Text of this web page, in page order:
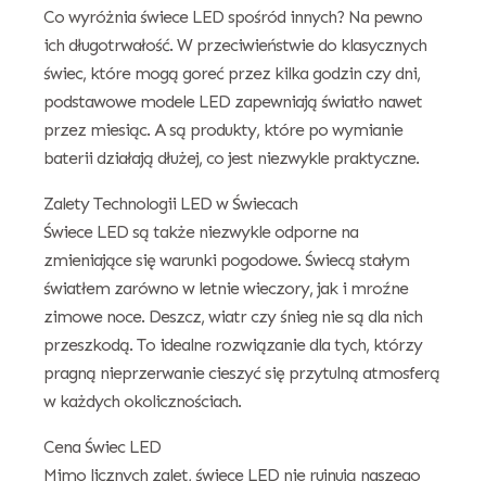
Co wyróżnia świece LED spośród innych? Na pewno
ich długotrwałość. W przeciwieństwie do klasycznych
świec, które mogą goreć przez kilka godzin czy dni,
podstawowe modele LED zapewniają światło nawet
przez miesiąc. A są produkty, które po wymianie
baterii działają dłużej, co jest niezwykle praktyczne.
Zalety Technologii LED w Świecach
Świece LED są także niezwykle odporne na
zmieniające się warunki pogodowe. Świecą stałym
światłem zarówno w letnie wieczory, jak i mroźne
zimowe noce. Deszcz, wiatr czy śnieg nie są dla nich
przeszkodą. To idealne rozwiązanie dla tych, którzy
pragną nieprzerwanie cieszyć się przytulną atmosferą
w każdych okolicznościach.
Cena Świec LED
Mimo licznych zalet, świece LED nie rujnują naszego